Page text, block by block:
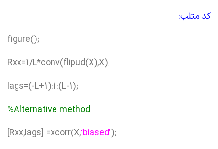
کد متلب:
figure();
Rxx=1/L*conv(flipud(X),X);
lags=(-L+1):1:(L-1);
%Alternative method
[Rxx,lags] =xcorr(X,‘biased’);